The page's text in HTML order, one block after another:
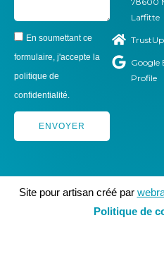
Laffitte
TrustUp
Google
Profile
En soumettant ce
formulaire, j'accepte la
politique de
confidentialité.
ENVOYER
Site pour artisan créé par
Politique de